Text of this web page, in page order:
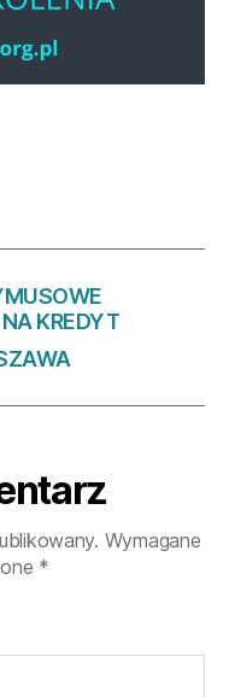
KREDYT
Wymagane
*